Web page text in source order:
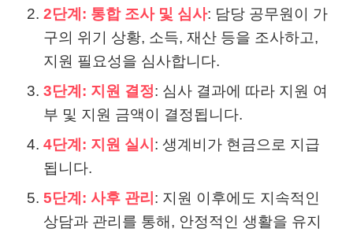
2단계: 통합 조사 및 심사: 담당 공무원이 가
구의 위기 상황, 소득, 재산 등을 조사하고,
지원 필요성을 심사합니다.
3단계: 지원 결정: 심사 결과에 따라 지원 여
부 및 지원 금액이 결정됩니다.
4단계: 지원 실시 : 생계비가 현금으로 지급
됩니다.
5단계: 사후 관리 : 지원 이후에도 지속적인
상담과 관리를 통해, 안정적인 생활을 유지